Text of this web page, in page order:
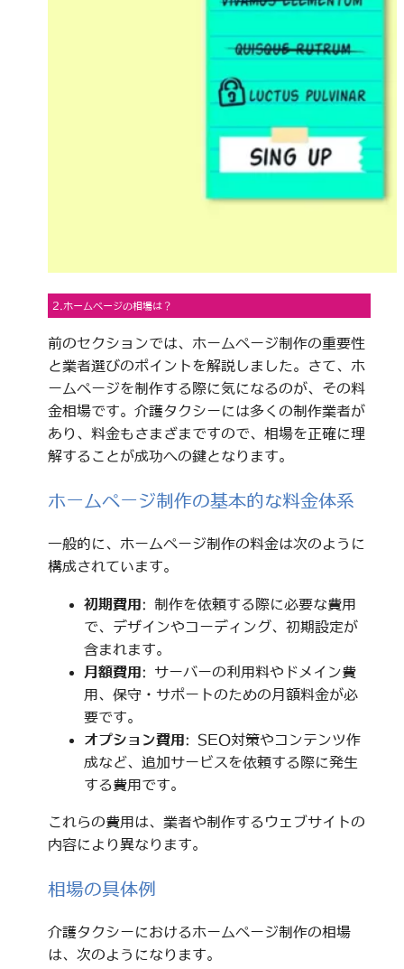
2.ホームページの相場は？
前のセクションでは、ホームページ制作の重要性
と業者選びのポイントを解説しました。さて、ホ
ームページを制作する際に気になるのが、その料
金相場です。介護タクシーには多くの制作業者が
あり、料金もさまざまですので、相場を正確に理
解することが成功への鍵となります。
ホームページ制作の基本的な料金体系
一般的に、ホームページ制作の料金は次のように
構成されています。
初期費用: 制作を依頼する際に必要な費用
で、デザインやコーディング、初期設定が
含まれます。
月額費用: サーバーの利用料やドメイン費
用、保守・サポートのための月額料金が必
要です。
オプション費用: SEO対策やコンテンツ作
成など、追加サービスを依頼する際に発生
する費用です。
これらの費用は、業者や制作するウェブサイトの
内容により異なります。
相場の具体例
介護タクシーにおけるホームページ制作の相場
は、次のようになります。